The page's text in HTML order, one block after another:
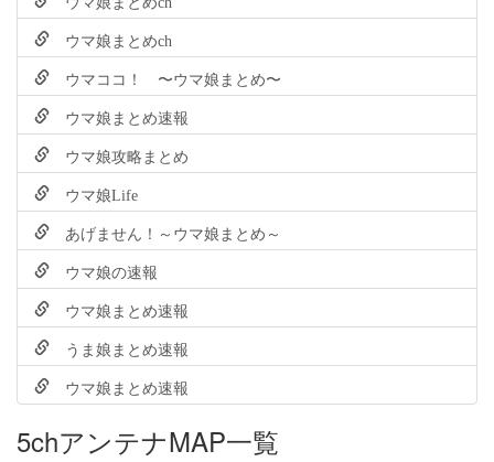
ウマ娘まとめch
ウマココ！ 〜ウマ娘まとめ〜
ウマ娘まとめ速報
ウマ娘攻略まとめ
ウマ娘Life
あげません！～ウマ娘まとめ～
ウマ娘の速報
ウマ娘まとめ速報
うま娘まとめ速報
ウマ娘まとめ速報
5chアンテナMAP一覧